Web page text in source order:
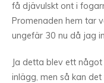
få djävulskt ont i
Promenaden hem tar
ungefär 30 nu då jag
Ja detta blev ett
inlägg, men så kan